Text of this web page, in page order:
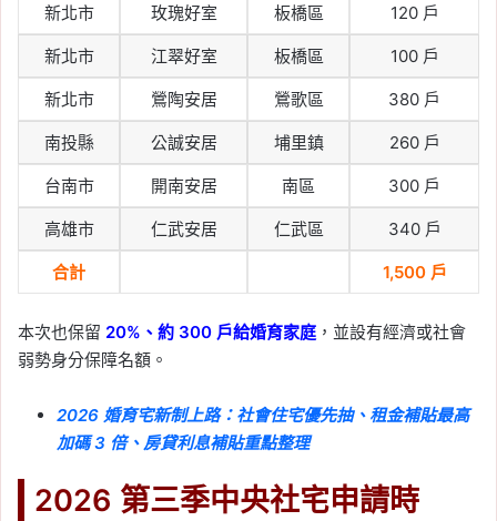
新北市 玫瑰好室 板橋區 120 戶
新北市 江翠好室 板橋區 100 戶
新北市 鶯陶安居 鶯歌區 380 戶
南投縣 公誠安居 埔里鎮 260 戶
台南市 開南安居 南區 300 戶
高雄市 仁武安居 仁武區 340 戶
合計 1,500 戶
本次也保留 20%、約 300 戶給婚育家庭 ，並設有經濟或社會
弱勢身分保障名額。
2026 婚育宅新制上路：社會住宅優先抽、租金補貼最高
加碼 3 倍、房貸利息補貼重點整理
2026 第三季中央社宅申請時